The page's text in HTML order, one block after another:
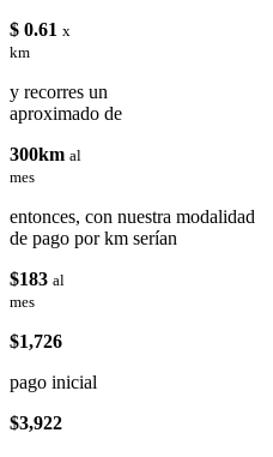
$ 0.61 x
km
y recorres un
aproximado de
300km al
mes
entonces, con nuestra modalidad
de pago por km serían
$183 al
mes
$1,726
pago inicial
$3,922